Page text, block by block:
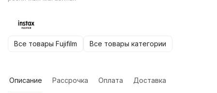
Все товары Fujifilm Все товары категории
Описание Рассрочка Оплата Доставка